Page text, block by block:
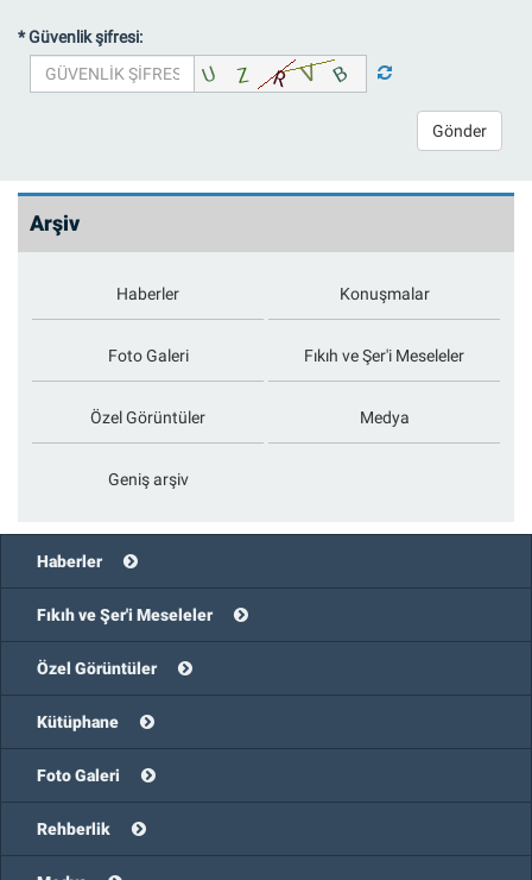
* Güvenlik şifresi:
Gönder
Arşiv
Haberler Konuşmalar
Foto Galeri Fıkıh ve Şer'i Meseleler
Özel Görüntüler Medya
Geniş arşiv
Haberler
Fıkıh ve Şer'i Meseleler
Özel Görüntüler
Kütüphane
Foto Galeri
Rehberlik